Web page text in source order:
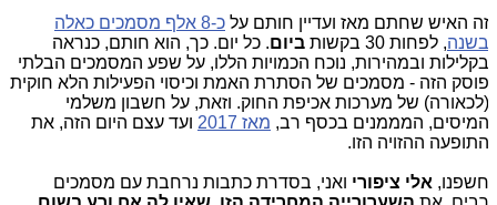
זה האיש שחתם מאז ועדיין חותם על
כ-8 אלף מסמכים כאלה
בשנה, לפחות 30 בקשות ביום. כל יום. כך, הוא חותם, כנראה
בקלילות ובמהירות, נוכח הכמויות הללו, על שפע המסמכים הבלתי
פוסק הזה - מסמכים של הסתרת האמת וכיסוי הפעילות הלא חוקית
(לכאורה) של מערכות אכיפת החוק. וזאת, על חשבון משלמי
המיסים, המממנים בכסף רב,מאז 2017
ועד עצם היום הזה, את
התופעה ההזויה הזו.
חשפנו,אלי ציפוריואני, בסדרת כתבות נרחבת עם מסמכים